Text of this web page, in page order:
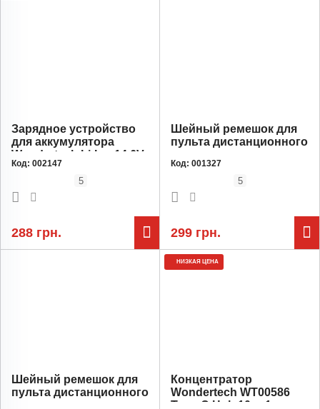
Зарядное устройство
для аккумулятора
Wondertech Li-Ion 14.6V
5A
Код: 002147
5
288 грн.
Шейный ремешок для
пульта дистанционного
Зеленый для
Radiomaster TX12,
TX16S, Zorro
Код: 001327
5
299 грн.
Шейный ремешок для
пульта дистанционного
НИЗКАЯ ЦЕНА
Концентратор
Wondertech WT00586
Type-C Hub 10-в-1 для